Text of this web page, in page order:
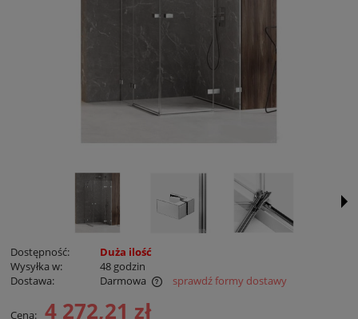
Dostępność:
Duża ilość
Wysyłka w:
48 godzin
Dostawa:
Darmowa
sprawdź formy dostawy
Cena: 4 272,21 zł